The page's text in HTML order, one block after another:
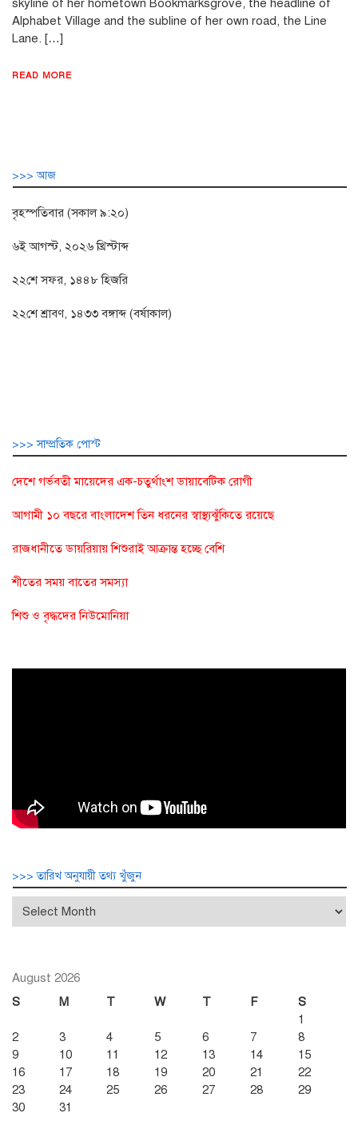
skyline of her hometown Bookmarksgrove, the headline of
Alphabet Village and the subline of her own road, the Line
Lane. […]
READ MORE
>>> আজ
বৃহস্পতিবার (সকাল ৯:২০)
৬ই আগস্ট, ২০২৬ খ্রিস্টাব্দ
২২শে সফর, ১৪৪৮ হিজরি
২২শে শ্রাবণ, ১৪৩৩ বঙ্গাব্দ (বর্ষাকাল)
>>> সাম্প্রতিক পোস্ট
দেশে গর্ভবতী মায়েদের এক-চতুর্থাংশ ডায়াবেটিক রোগী
আগামী ১০ বছরে বাংলাদেশ তিন ধরনের স্বাস্থ্যঝুঁকিতে রয়েছে
রাজধানীতে ডায়রিয়ায় শিশুরাই আক্রান্ত হচ্ছে বেশি
শীতের সময় বাতের সমস্যা
শিশু ও বৃদ্ধদের নিউমোনিয়া
>>> তারিখ অনুযায়ী তথ্য খুঁজুন
>>>
খুঁজুন
August 2026
S
M T W T F
S
1
2
3 4 5 6 7
8
9
10 11 12 13 14
15
16
17 18 19 20 21
22
23
24 25 26 27 28
29
30
31